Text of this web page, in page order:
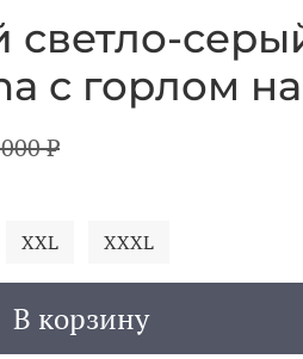
светло-
с горлом
₽
В корзину
XXL XXXL